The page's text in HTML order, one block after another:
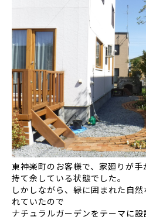
東神楽町のお客様で、家廻りが
持て余している状態でした。
しかしながら、緑に囲まれた自
れていたので
ナチュラルガーデンをテーマに設